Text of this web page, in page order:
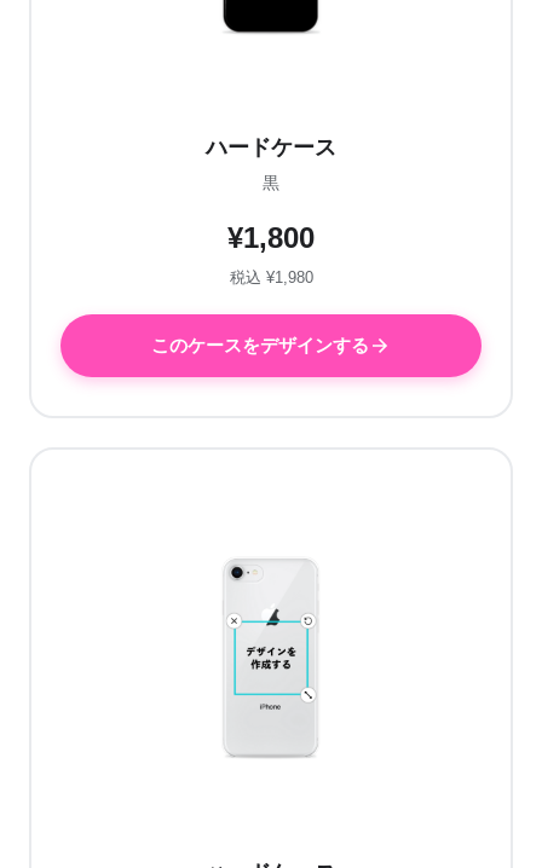
ハードケース
黒
¥1,800
税込 ¥1,980
このケースをデザインする